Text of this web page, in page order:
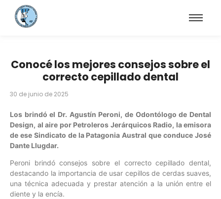
Conocé los mejores consejos sobre el
correcto cepillado dental
30 de junio de 2025
Los brindó el Dr. Agustín Peroni, de Odontólogo de Dental
Design, al aire por Petroleros Jerárquicos Radio, la emisora
de ese Sindicato de la Patagonia Austral que conduce José
Dante Llugdar.
Peroni brindó consejos sobre el correcto cepillado dental,
destacando la importancia de usar cepillos de cerdas suaves,
una técnica adecuada y prestar atención a la unión entre el
diente y la encía.